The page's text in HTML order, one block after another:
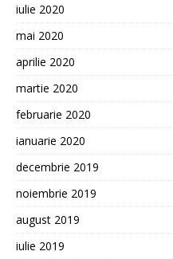
iulie 2020
mai 2020
aprilie 2020
martie 2020
februarie 2020
ianuarie 2020
decembrie 2019
noiembrie 2019
august 2019
iulie 2019